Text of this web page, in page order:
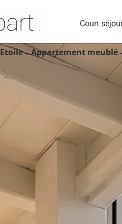
Court
Etoile – Appartement meublé